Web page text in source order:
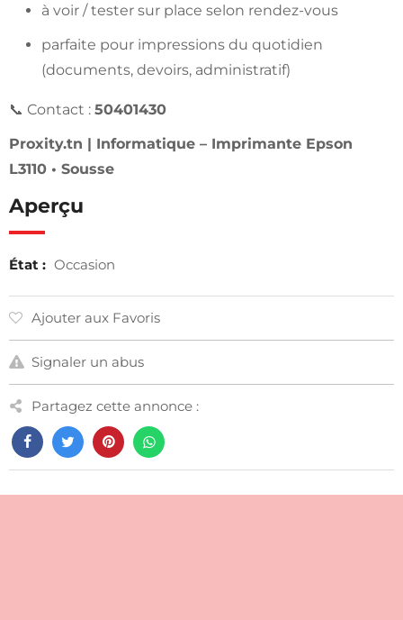
à voir / tester sur place selon rendez-vous
parfaite pour impressions du quotidien
(documents, devoirs, administratif)
📞 Contact : 50401430
Proxity.tn | Informatique – Imprimante Epson
L3110 • Sousse
Aperçu
État : Occasion
Ajouter aux Favoris
Signaler un abus
Partagez cette annonce :